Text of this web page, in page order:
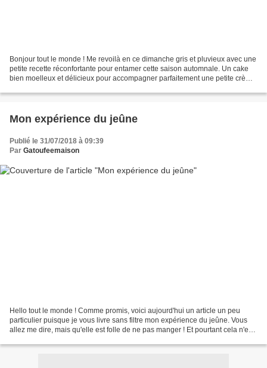
Bonjour tout le monde ! Me revoilà en ce dimanche gris et pluvieux avec une
petite recette réconfortante pour entamer cette saison automnale. Un cake
bien moelleux et délicieux pour accompagner parfaitement une petite crème
Mon expérience du jeûne
Publié le 31/07/2018 à 09:39
Par Gatoufeemaison
Hello tout le monde ! Comme promis, voici aujourd'hui un article un peu
particulier puisque je vous livre sans filtre mon expérience du jeûne. Vous
allez me dire, mais qu'elle est folle de ne pas manger ! Et pourtant cela n'est